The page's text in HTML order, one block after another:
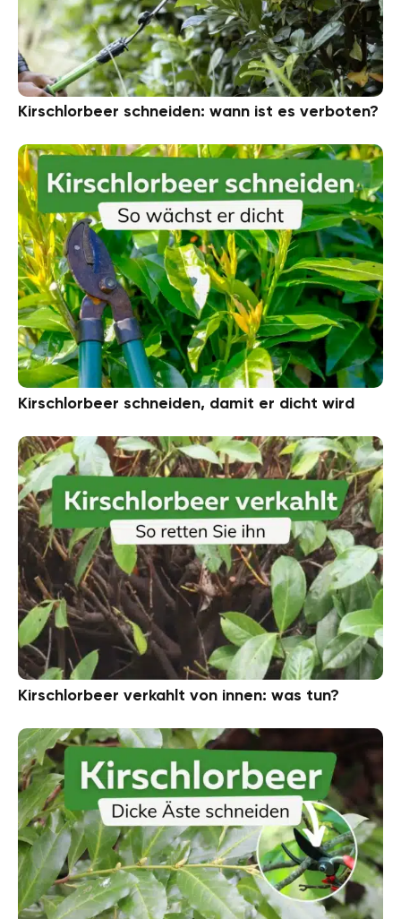
Kirschlorbeer schneiden: wann ist es verboten?
Kirschlorbeer schneiden, damit er dicht wird
Kirschlorbeer verkahlt von innen: was tun?